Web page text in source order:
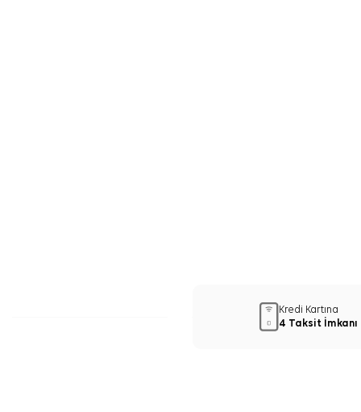
Kredi Kartına
4 Taksit İmkanı